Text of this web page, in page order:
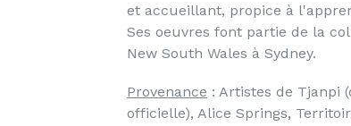
et accueillant, propice à
Ses oeuvres font partie de la
New South Wales à Sydney.
Provenance : Artistes de Tjanpi
officielle), Alice Springs,